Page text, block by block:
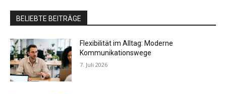
BELIEBTE BEITRÄGE
Flexibilität im Alltag: Moderne
Kommunikationswege
7. Juli 2026